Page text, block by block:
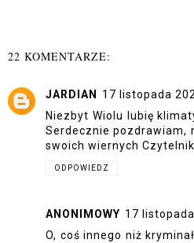
22 KOMENTARZE:
JARDIAN
17 listopada
Niezbyt Wiolu lubię
Serdecznie pozdrawiam,
swoich wiernych
ODPOWIEDZ
ANONIMOWY 17
O, coś innego niż